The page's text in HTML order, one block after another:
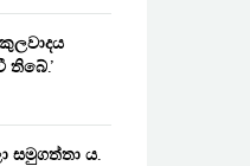
තිබේ.’
සමුගත්තා ය.